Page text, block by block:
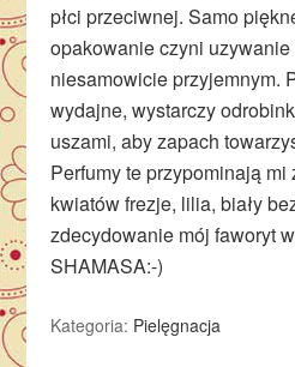
płci przeciwnej. Samo
opakowanie czyni uzywanie
niesamowicie przyjemnym.
wydajne, wystarczy
uszami, aby zapach
Perfumy te przypominają
kwiatów frezje, lilia, biały
zdecydowanie mój faworyt
SHAMASA:-)
Kategoria: Pielęgnacja